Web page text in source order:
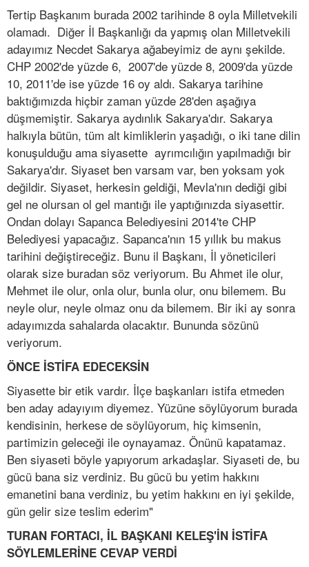
Tertip Başkanım burada 2002 tarihinde 8 oyla Milletvekili
olamadı. Diğer İl Başkanlığı da yapmış olan Milletvekili
adayımız Necdet Sakarya ağabeyimiz de aynı şekilde.
CHP 2002'de yüzde 6, 2007'de yüzde 8, 2009'da yüzde
10, 2011'de ise yüzde 16 oy aldı. Sakarya tarihine
baktığımızda hiçbir zaman yüzde 28'den aşağıya
düşmemiştir. Sakarya aydınlık Sakarya'dır. Sakarya
halkıyla bütün, tüm alt kimliklerin yaşadığı, o iki tane dilin
konuşulduğu ama siyasette ayrımcılığın yapılmadığı bir
Sakarya'dır. Siyaset ben varsam var, ben yoksam yok
değildir. Siyaset, herkesin geldiği, Mevla'nın dediği gibi
gel ne olursan ol gel mantığı ile yaptığınızda siyasettir.
Ondan dolayı Sapanca Belediyesini 2014'te CHP
Belediyesi yapacağız. Sapanca'nın 15 yıllık bu makus
tarihini değiştireceğiz. Bunu il Başkanı, İl yöneticileri
olarak size buradan söz veriyorum. Bu Ahmet ile olur,
Mehmet ile olur, onla olur, bunla olur, onu bilemem. Bu
neyle olur, neyle olmaz onu da bilemem. Bir iki ay sonra
adayımızda sahalarda olacaktır. Bununda sözünü
veriyorum.
ÖNCE İSTİFA EDECEKSİN
Siyasette bir etik vardır. İlçe başkanları istifa etmeden
ben aday adayıyım diyemez. Yüzüne söylüyorum burada
kendisinin, herkese de söylüyorum, hiç kimsenin,
partimizin geleceği ile oynayamaz. Önünü kapatamaz.
Ben siyaseti böyle yapıyorum arkadaşlar. Siyaseti de, bu
gücü bana siz verdiniz. Bu gücü bu yetim hakkını
emanetini bana verdiniz, bu yetim hakkını en iyi şekilde,
gün gelir size teslim ederim"
TURAN FORTACI, İL BAŞKANI KELEŞ'İN İSTİFA
SÖYLEMLERİNE CEVAP VERDİ